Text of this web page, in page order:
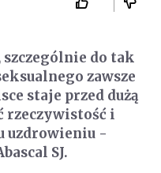
szczególnie do tak
zawsze
staje przed dużą
rzeczywistość i
uzdrowieniu -
SJ.